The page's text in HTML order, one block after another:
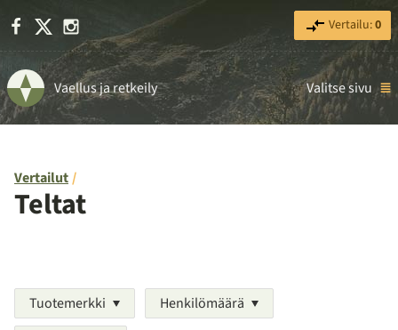
Facebook Instagram Vertailu:0
Vaellus ja retkeily Valitse sivu
Vertailut
Teltat
Tuotemerkki
Henkilömäärä